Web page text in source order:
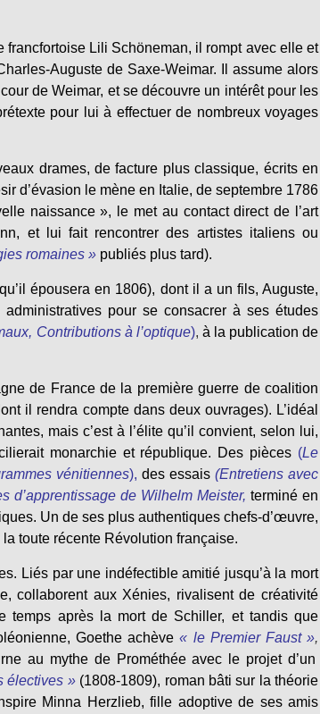
francfortoise Lili Schöneman, il rompt avec elle et
Auguste de Saxe-Weimar. Il assume alors
de Weimar, et se découvre un intérêt pour les
pour lui à effectuer de nombreux voyages
drames, de facture plus classique, écrits en
d’évasion le mène en Italie, de septembre 1786
naissance », le met au contact direct de l’art
et lui fait rencontrer des artistes italiens ou
romaines » publiés plus tard).
épousera en 1806), dont il a un fils, Auguste,
pour se consacrer à ses études
Contributions à l’optique), à la publication de
de France de la première guerre de coalition
il rendra compte dans deux ouvrages). L’idéal
mais c’est à l’élite qu’il convient, selon lui,
monarchie et république. Des pièces (Le
vénitiennes), des essais (Entretiens avec
d’apprentissage de Wilhelm Meister, terminé en
Un de ses plus authentiques chefs-d’œuvre,
toute récente Révolution française.
Liés par une indéfectible amitié jusqu’à la mort
collaborent aux Xénies, rivalisent de créativité
temps après la mort de Schiller, et tandis que
Goethe achève « le Premier Faust »,
au mythe de Prométhée avec le projet d’un
électives » (1808-1809), roman bâti sur la théorie
Minna Herzlieb, fille adoptive de ses amis